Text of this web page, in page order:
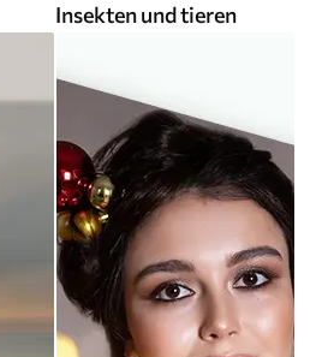
Insekten und tieren